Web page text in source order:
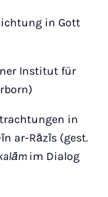
in Gott
Institut für
in
ar-Rāzīs (gest.
im Dialog